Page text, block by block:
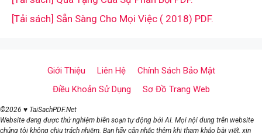
[Tải sách] Sẵn Sàng Cho Mọi Việc ( 2018) PDF.
Giới Thiệu Liên Hệ
Chính Sách Bảo Mật
Điều Khoản Sử Dụng
Sơ Đồ Trang Web
©2026 ♥ TaiSachPDF.Net
Website đang được thử nghiệm biên soạn tự động bởi AI. Mọi nội dung trên website
chúng tôi không chịu trách nhiệm. Bạn hãy cân nhắc thêm khi tham khảo bài viết, xin